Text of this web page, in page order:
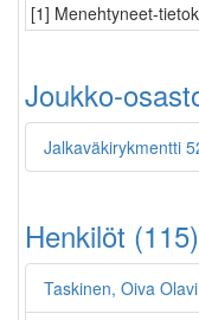
[1] Menehtyneet-
Joukko-
Jalkaväkirykmentti
Henkilöt (115)
Taskinen, Oiva Olavi